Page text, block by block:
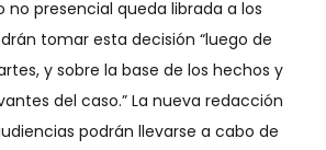
presencial queda librada a los
tomar esta decisión “luego de
y sobre la base de los hechos y
del caso.” La nueva redacción
podrán llevarse a cabo de